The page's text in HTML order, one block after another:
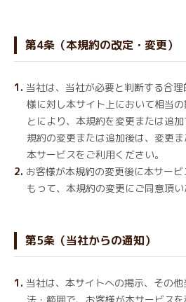
第4条（本規約の改定・変更）
当社は、当社が必要と判断する合
様に対し本サイト上において相当
とにより、本規約を変更または追
規約の変更または追加後は、変更
本サービスをご利用ください。
お客様が本規約の変更後に本サー
もって、本規約の変更にご同意頂い
第5条（当社からの通知）
当社は、本サイトへの掲示、その